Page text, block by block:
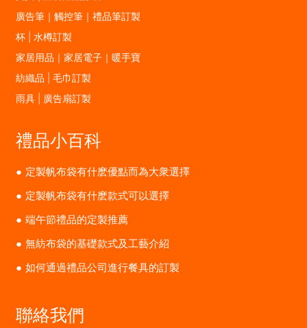
廣告筆｜觸控筆｜禮品筆訂製
杯 | 水樽訂製
家居用品｜家居電子｜暖手寶
紡織品 | 毛巾訂製
雨具 | 廣告扇訂製
禮品小百科
定製帆布袋有什麽優點而為大衆選擇
定製帆布袋有什麽款式可以選擇
端午節禮品的定製推薦
無紡布袋的基礎款式及工藝介紹
如何通過禮品公司進行餐具的訂製
聯絡我們